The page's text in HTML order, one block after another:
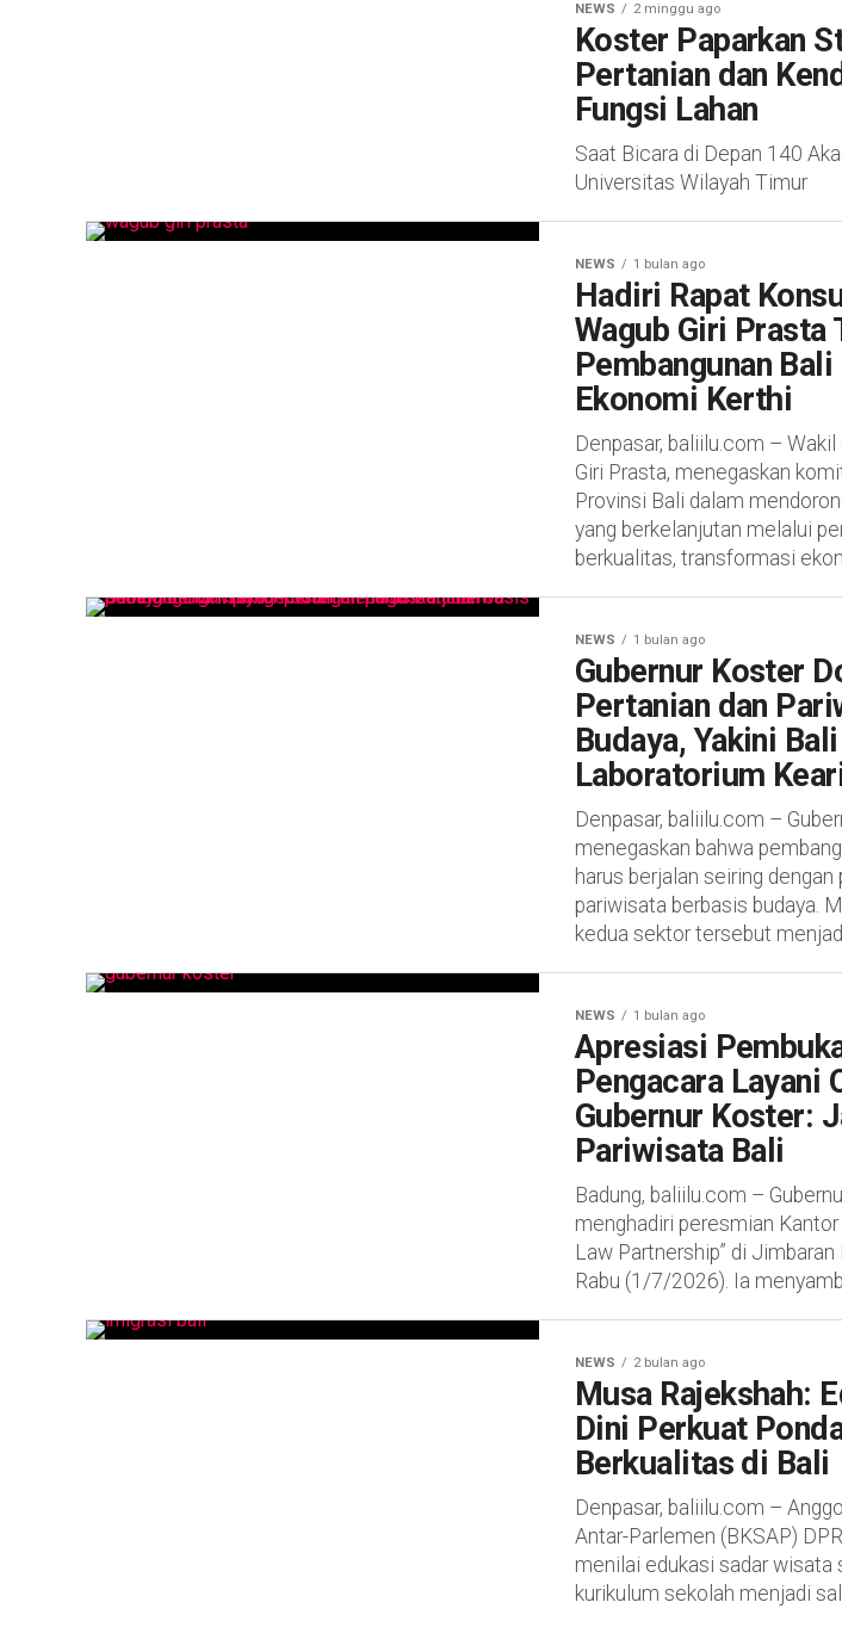
NEWS 2 minggu ago
Koster Paparkan
Pertanian dan
Fungsi Lahan
Saat Bicara di Depan 140
Universitas Wilayah Timur
NEWS 1 bulan ago
Hadiri Rapat
Wagub Giri Prasta
Pembangunan
Ekonomi Kerthi
Denpasar, baliilu.com –
Giri Prasta, menegaskan
Provinsi Bali dalam
yang berkelanjutan melalui
berkualitas, transformasi
NEWS 1 bulan ago
Gubernur Koster
Pertanian dan
Budaya, Yakini
Laboratorium
Denpasar, baliilu.com –
menegaskan bahwa
harus berjalan seiring dengan
pariwisata berbasis budaya.
kedua sektor tersebut
NEWS 1 bulan ago
Apresiasi
Pengacara Layani
Gubernur Koster:
Pariwisata Bali
Badung, baliilu.com –
menghadiri peresmian
Law Partnership” di
Rabu (1/7/2026). Ia
NEWS 2 bulan ago
Musa Rajekshah:
Dini Perkuat
Berkualitas di Bali
Denpasar, baliilu.com –
Antar-Parlemen (BKSAP)
menilai edukasi sadar wisata
kurikulum sekolah menjadi